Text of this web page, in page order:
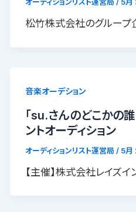
松竹株式会社のグループ
音楽オーデション
「su.さんのどこかの
ントオーディション
オーディションリスト運営局 / 5
【主催】株式会社レイズイ